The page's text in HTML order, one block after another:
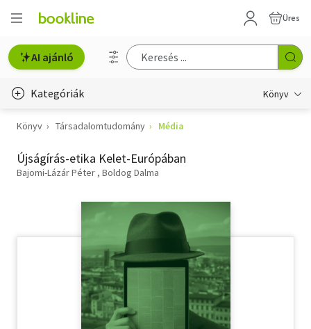
Üres
AI ajánló
Kategóriák Könyv
Életmód, egészség
Erotika
Hobbi, szabadidő
Könyv Társadalomtudomány Média
Újságírás-etika Kelet-Európában
Bajomi-Lázár Péter Boldog Dalma